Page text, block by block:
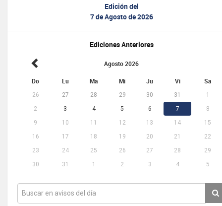
Edición del
7 de Agosto de 2026
Ediciones Anteriores
Agosto 2026
Do Lu Ma Mi Ju Vi Sa
26 27 28 29 30 31
1
2
3 4 5 6 7
8
9
10 11 12 13 14
15
16
17 18 19 20 21
22
23
24 25 26 27 28
29
30
31 1 2 3 4 5